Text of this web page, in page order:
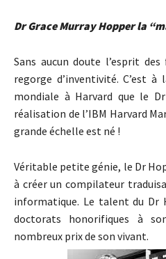
Dr Grace Murray Hopper la
Sans aucun doute l’esprit
regorge d’inventivité. C’est
mondiale à Harvard que le
réalisation de l’IBM Harvard
grande échelle est né !
Véritable petite génie, le Dr
à créer un compilateur
informatique. Le talent du Dr
doctorats honorifiques à
nombreux prix de son vivant.